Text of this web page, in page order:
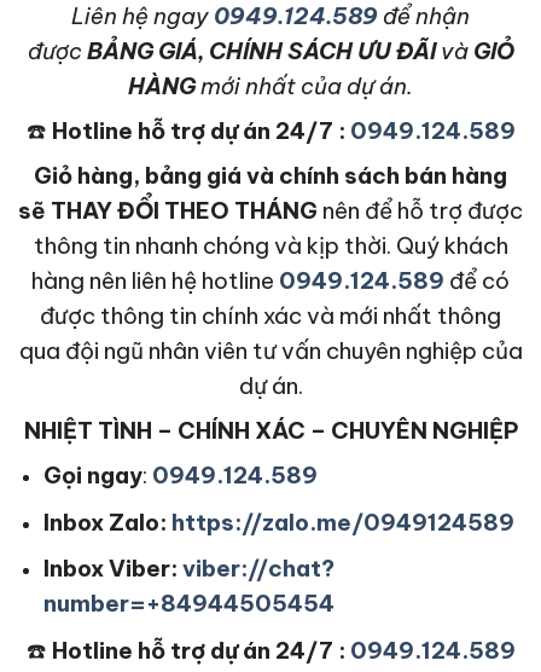
Liên hệ ngay 0949.124.589 để nhận
được BẢNG GIÁ, CHÍNH SÁCH ƯU ĐÃIvàGIỎ
HÀNGmới nhất của dự án.
☎️ Hotline hỗ trợ dự án 24/7 : 0949.124.589
Giỏ hàng, bảng giá và chính sách bán hàng
sẽ THAY ĐỔI THEO THÁNG nên để hỗ trợ được
thông tin nhanh chóng và kịp thời. Quý khách
hàng nên liên hệ hotline 0949.124.589 để có
được thông tin chính xác và mới nhất thông
qua đội ngũ nhân viên tư vấn chuyên nghiệp của
dự án.
NHIỆT TÌNH – CHÍNH XÁC – CHUYÊN NGHIỆP
Gọi ngay: 0949.124.589
Inbox Zalo: https://zalo.me/0949124589
Inbox Viber: viber://chat?
number=+84944505454
☎️ Hotline hỗ trợ dự án 24/7 : 0949.124.589